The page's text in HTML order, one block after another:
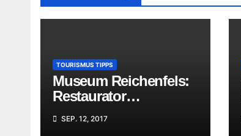
TOURISMUS TIPPS
Museum Reichenfels:
Restaurator
„Familienschätze“
SEP. 12, 2017